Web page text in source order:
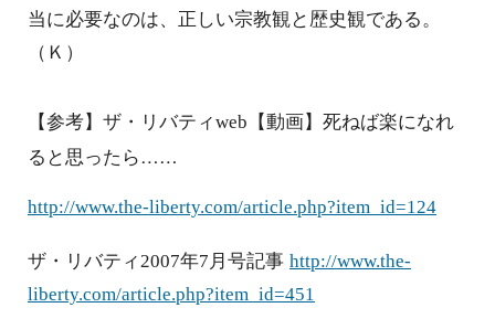
当に必要なのは、正しい宗教観と歴史観である。
（Ｋ）
【参考】ザ・リバティweb 【動画】死ねば楽になれ
ると思ったら……
http://www.the-liberty.com/article.php?item_id=124
ザ・リバティ2007年7 月号記事 http://www.the-
liberty.com/article.php?item_id=451